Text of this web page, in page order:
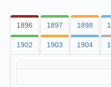
1896 1897 1898
1902 1903 1904